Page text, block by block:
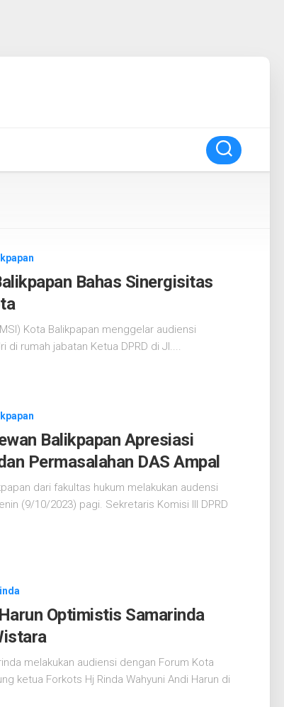
Bahas Sinergisitas
Kota Balikpapan menggelar audiensi
di rumah jabatan Ketua DPRD di Jl....
Balikpapan Apresiasi
Permasalahan DAS Ampal
dari fakultas hukum melakukan audensi
(9/10/2023) pagi. Sekretaris Komisi III DPRD
Optimistis Samarinda
melakukan audiensi dengan Forum Kota
ketua Forkots Hj Rinda Wahyuni Andi Harun di